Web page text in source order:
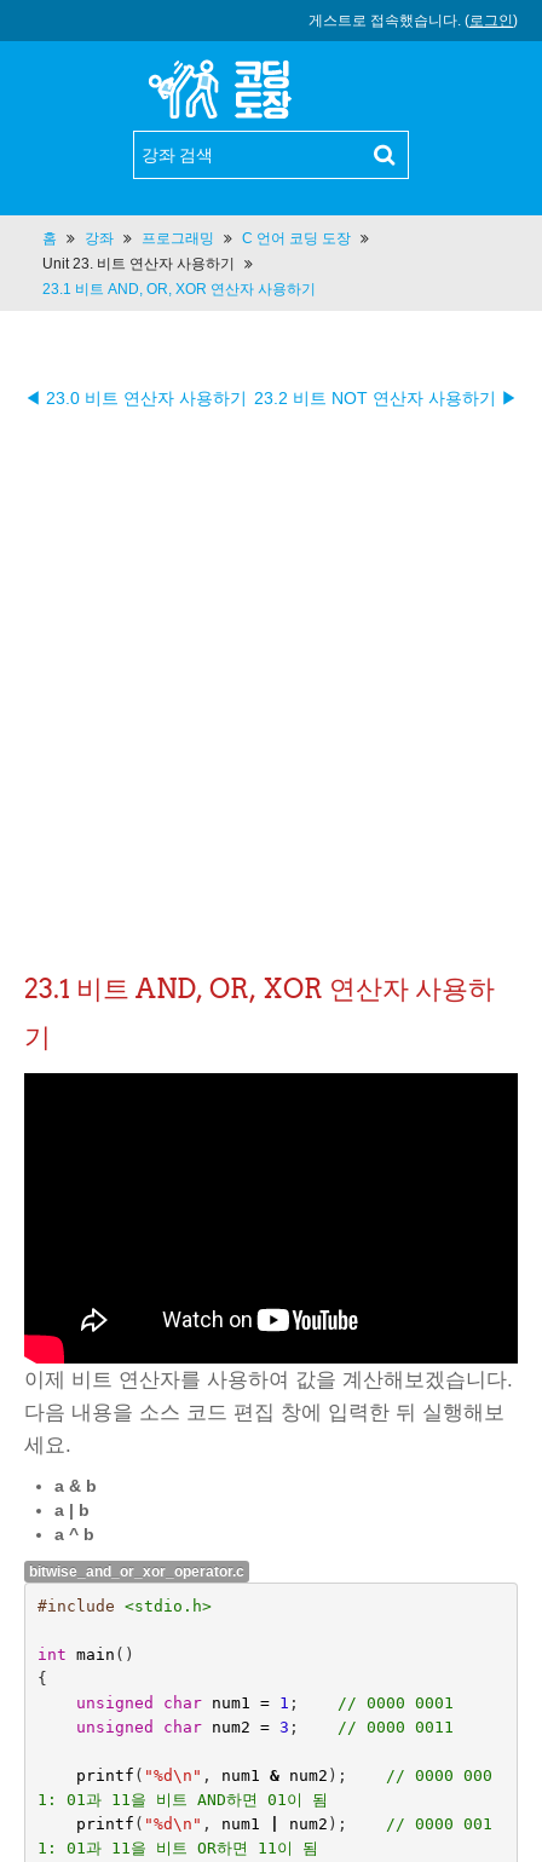
게스트로 접속했습니다. (로그인)
홈 강좌 프로그래밍
C 언어 코딩 도장
Unit 23. 비트 연산자 사용하기
23.1 비트 AND, OR, XOR 연산자 사용하기
◀ 23.0 비트 연산자 사용하기 23.2 비트 NOT 연산자 사용하기 ▶︎
23.1 비트 AND, OR, XOR 연산자 사용하
기
이제 비트 연산자를 사용하여 값을 계산해보겠습니다.
다음 내용을 소스 코드 편집 창에 입력한 뒤 실행해보
세요.
a & b
a | b
a ^ b
bitwise_and_or_xor_operator.c
#include <stdio.h>
int main ()
{
unsigned
char num1 = 1 ; // 0000 0001
unsigned
char num2 = 3 ; // 0000 0011
printf ( "%d\n " , num1 & num2 ); // 0000 000
1: 01과 11을 비트 AND하면 01이 됨
printf ( "%d\n " , num1 num2 );
// 0000 001
1: 01과 11을 비트 OR하면 11이 됨